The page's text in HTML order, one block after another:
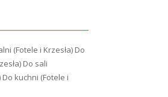
(Fotele i Krzesła) Do
Do sali
Do kuchni (Fotele i